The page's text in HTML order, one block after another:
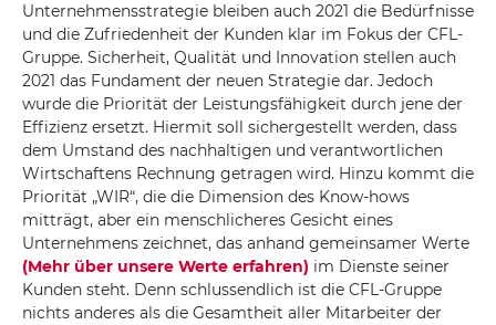
Unternehmensstrategie bleiben auch 2021 die Bedürfnisse
und die Zufriedenheit der Kunden klar im Fokus der CFL-
Gruppe. Sicherheit, Qualität und Innovation stellen auch
2021 das Fundament der neuen Strategie dar. Jedoch
wurde die Priorität der Leistungsfähigkeit durch jene der
Effizienz ersetzt. Hiermit soll sichergestellt werden, dass
dem Umstand des nachhaltigen und verantwortlichen
Wirtschaftens Rechnung getragen wird. Hinzu kommt die
Priorität „WIR“, die die Dimension des Know-hows
mitträgt, aber ein menschlicheres Gesicht eines
Unternehmens zeichnet, das anhand gemeinsamer Werte
(Mehr über unsere Werte erfahren) im Dienste seiner
Kunden steht. Denn schlussendlich ist die CFL-Gruppe
nichts anderes als die Gesamtheit aller Mitarbeiter der